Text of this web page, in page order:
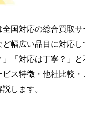
全国対応の総合買取
ど幅広い品目に対応
」「対応は丁寧？」
ビス特徴・他社比較
します。